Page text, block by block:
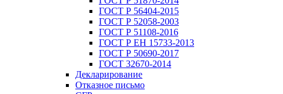
ГОСТ Р 56404-2015
ГОСТ Р 52058-2003
ГОСТ Р 51108-2016
ГОСТ Р ЕН 15733-2013
ГОСТ Р 50690-2017
ГОСТ 32670-2014
Декларирование
Отказное письмо